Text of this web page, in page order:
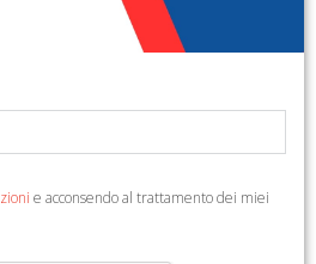
giorni
e acconsendo al trattamento dei miei